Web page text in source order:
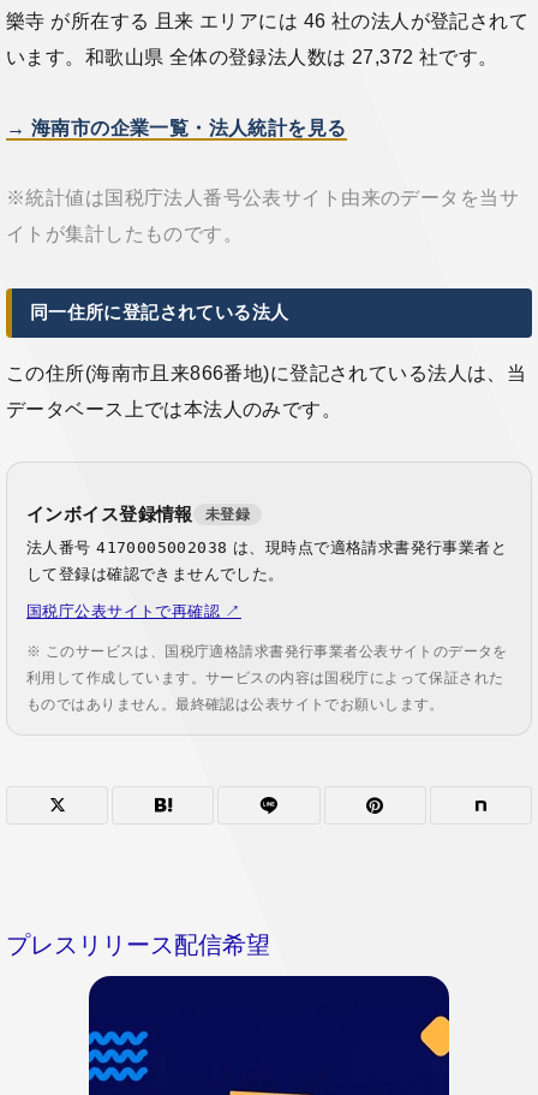
樂寺 が所在する 且来 エリアには 46 社の法人が登記されて
います。和歌山県 全体の登録法人数は 27,372 社です。
→ 海南市の企業一覧・法人統計を見る
※統計値は国税庁法人番号公表サイト由来のデータを当サ
イトが集計したものです。
同一住所に登記されている法人
この住所(海南市且来866番地)に登記されている法人は、当
データベース上では本法人のみです。
インボイス登録情報 未登録
法人番号4170005002038 は、現時点で適格請求書発行事業者と
して登録は確認できませんでした。
国税庁公表サイトで再確認 ↗
※ このサービスは、国税庁適格請求書発行事業者公表サイトのデータを
利用して作成しています。サービスの内容は国税庁によって保証された
ものではありません。最終確認は公表サイトでお願いします。
プレスリリース配信希望